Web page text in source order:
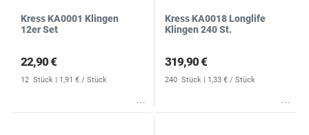
Kress KA0001 Klingen
12er Set
22,90 €
12 Stück | 1,91 € / Stück
Kress KA0018 Longlife
Klingen 240 St.
319,90 €
240 Stück | 1,33 € / Stück